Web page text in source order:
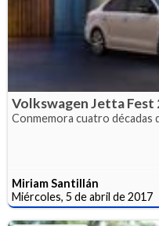
Volkswagen Jetta Fest
Conmemora cuatro décadas
Miriam Santillán
Miércoles, 5 de abril de 2017